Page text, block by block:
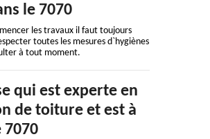
le 7070
les travaux il faut toujours
toutes les mesures d`hygiènes
à tout moment.
qui est experte en
de toiture et est à
7070